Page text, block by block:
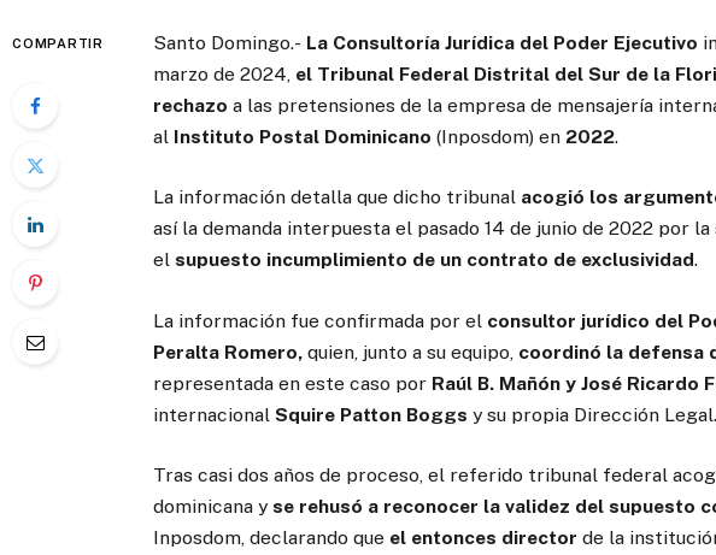
COMPARTIR Santo Domingo.- La Consultoría Jurídica del Poder Ejecutivo
marzo de 2024, el Tribunal Federal Distrital del Sur de la
rechazo a las pretensiones de la empresa de mensajería
al Instituto Postal Dominicano (Inposdom) en 2022.
La información detalla que dicho tribunal acogió los
así la demanda interpuesta el pasado 14 de junio de 2022 por la
elsupuesto incumplimiento de un contrato de exclusividad.
La información fue confirmada por el consultor jurídico del
Peralta Romero, quien, junto a su equipo, coordinó la defensa
representada en este caso por Raúl B. Mañón y José Ricardo
internacionalSquire Patton Boggs y su propia Dirección Legal.
Tras casi dos años de proceso, el referido tribunal federal
dominicana yse rehusó a reconocer la validez del supuesto
Inposdom, declarando que el entonces director de la